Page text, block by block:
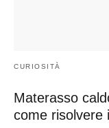
CURIOSITÀ
Materasso
come risolvere